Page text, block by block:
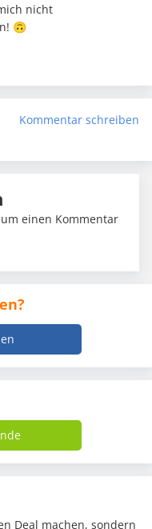
nicht
🙃
Kommentar schreiben
um einen Kommentar
Deal machen, sondern